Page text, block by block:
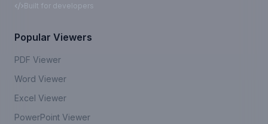
Built for developers
Popular Viewers
PDF Viewer
Word Viewer
Excel Viewer
PowerPoint Viewer